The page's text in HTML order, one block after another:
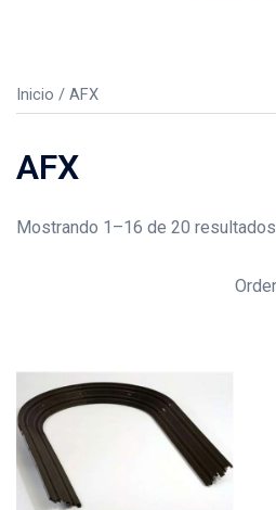
Inicio / AFX
AFX
Mostrando 1–16 de 20 resultados